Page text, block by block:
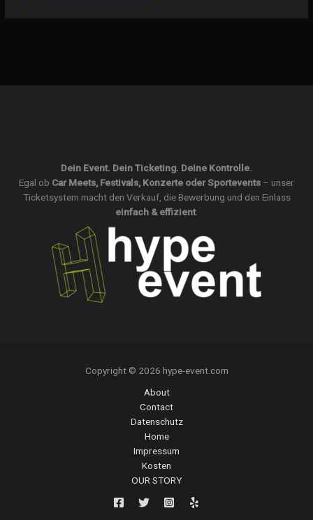
Dein Event. Dein Ticketing. Deine Kontrolle.
Egal ob Car Meets, Festivals, Konzerte oder Sportevents – unser
Ticketsystem macht den Verkauf, die Bewerbung und den Einlass
einfach & effizient.
Copyright © 2026 hype-event.com
About
Contact
Datenschutz
Home
Impressum
Kosten
OUR STORY